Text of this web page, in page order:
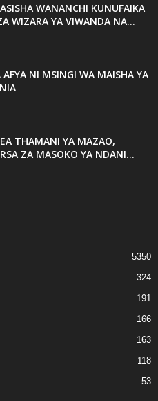
WANANCHI KUNUFAIKA
WIZARA YA VIWANDA NA...
NI MSINGI WA MAISHA YA
THAMANI YA MAZAO,
ZA MASOKO YA NDANI...
5350
324
191
166
163
118
53